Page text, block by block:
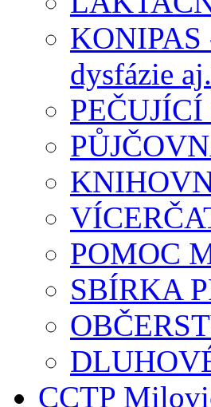
KONIPAS
dysfázie
POMOC
SBÍRKA
CCTP